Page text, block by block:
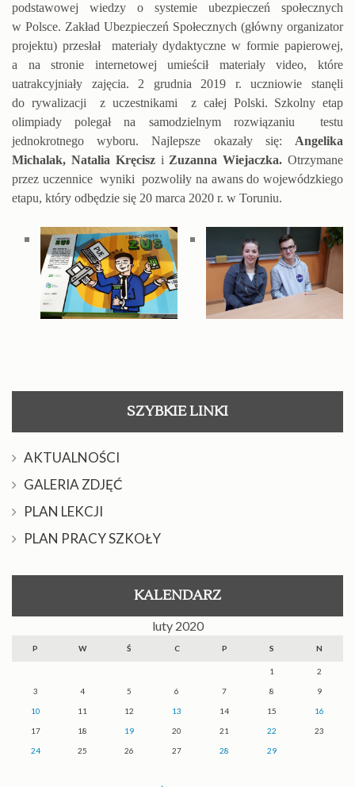
podstawowej wiedzy o systemie ubezpieczeń społecznych
w Polsce. Zakład Ubezpieczeń Społecznych (główny organizator
projektu) przesłał materiały dydaktyczne w formie papierowej,
a na stronie internetowej umieścił materiały video, które
uatrakcyjniały zajęcia. 2 grudnia 2019 r. uczniowie stanęli
do rywalizacji z uczestnikami z całej Polski. Szkolny etap
olimpiady polegał na samodzielnym rozwiązaniu testu
jednokrotnego wyboru. Najlepsze okazały się: Angelika
Michalak, Natalia Kręciszi Zuzanna Wiejaczka. Otrzymane
przez uczennice wyniki pozwoliły na awans do wojewódzkiego
etapu, który odbędzie się 20 marca 2020 r. w Toruniu.
SZYBKIE LINKI
AKTUALNOŚCI
GALERIA ZDJĘĆ
PLAN LEKCJI
PLAN PRACY SZKOŁY
KALENDARZ
luty 2020
P W Ś C P S N
1 2
3 4 5 6 7 8 9
10 11 12 13 14 15 16
17 18 19 20 21 22 23
24 25 26 27 28 29